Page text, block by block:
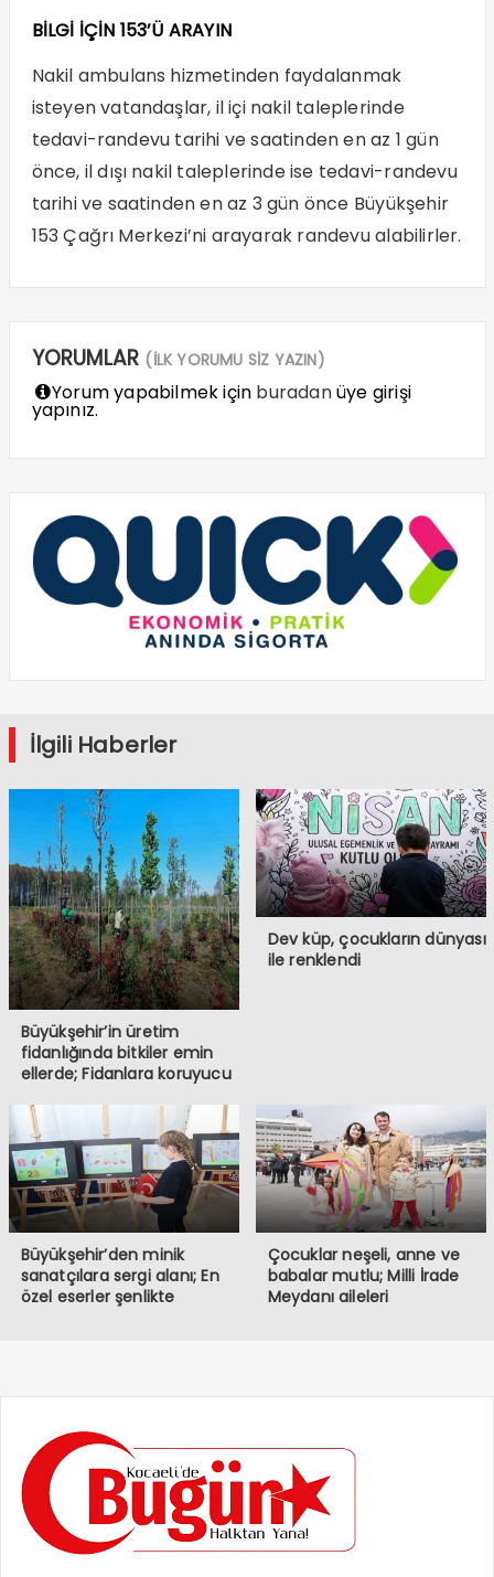
BİLGİ İÇİN 153’Ü ARAYIN
Nakil ambulans hizmetinden faydalanmak
isteyen vatandaşlar, il içi nakil taleplerinde
tedavi-randevu tarihi ve saatinden en az 1 gün
önce, il dışı nakil taleplerinde ise tedavi-randevu
tarihi ve saatinden en az 3 gün önce Büyükşehir
153 Çağrı Merkezi’ni arayarak randevu alabilirler.
YORUMLAR (İLK YORUMU SİZ YAZIN)
Yorum yapabilmek için buradanüye girişi
yapınız.
İlgili Haberler
Büyükşehir’in üretim
fidanlığında bitkiler emin
ellerde; Fidanlara koruyucu
Dev küp, çocukların dünyası
ile renklendi
Büyükşehir’den minik
sanatçılara sergi alanı; En
özel eserler şenlikte
Çocuklar neşeli, anne ve
babalar mutlu; Milli İrade
Meydanı aileleri